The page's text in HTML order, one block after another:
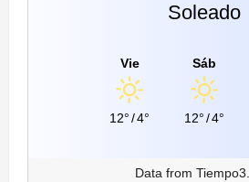
Soleado
Vie
12°/4°
Sáb
12°/4°
Data from